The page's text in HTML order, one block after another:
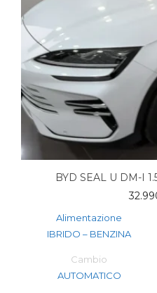
BYD SEAL U DM-I
Alimentazione
IBRIDO – BENZINA
Cambio
AUTOMATICO